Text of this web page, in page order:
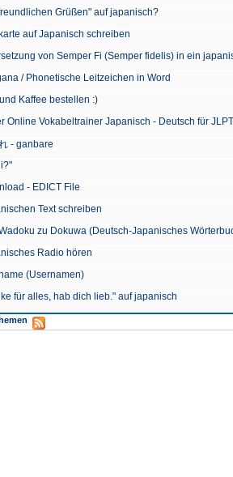
Grüßen" auf japanisch?
auf Japanisch schreiben
von Semper Fi (Semper fidelis) in ein
/ Phonetische Leitzeichen in Word
Kaffee bestellen :)
Online Vokabeltrainer Japanisch - Deutsch für
- ganbare
- EDICT File
Text schreiben
zu Dokuwa (Deutsch-Japanisches
Radio hören
(Usernamen)
für alles, hab dich lieb." auf japanisch